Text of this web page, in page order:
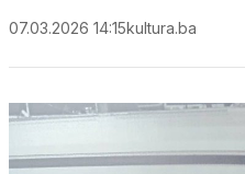
07.03.2026 14:15kultura.ba